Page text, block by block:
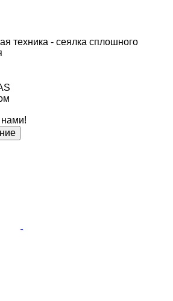
техника - сеялка сплошного
нами!